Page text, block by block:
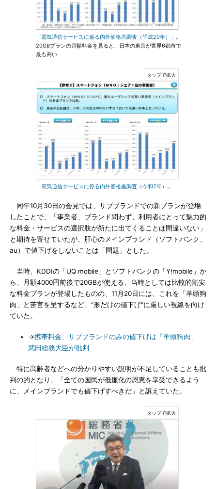
「電気通信サービスに係る内外価格差調査（平成29年）」 。
20GBプランの月額料金を見ると、日本の東京が世界6都市で
最も高い
「電気通信サービスに係る内外価格差調査（令和2年）」
同年10月30日の会見では、サブブランドでの新プランが登場
したことで、「事業者、ブランド問わず、利用者にとって魅力的
な料金・サービスの選択肢が新たに出てくることは間違いない」
と期待を寄せていたが、肝心のメインブランド（ソフトバンク、
au）で値下げをしないことは「問題」とした。
当時、KDDIの「UQ mobile」とソフトバンクの「Y!mobile」か
ら、月額4000円前後で20GBが使える、当時としては比較的割安
な料金プランが登場したものの、11月20日には、これを「羊頭狗
肉」と苦言を呈するなど、“形だけの値下げ”に厳しい視線を向け
ていた。
→携帯料金、サブブランドのみの値下げは「羊頭狗肉」
武田総務大臣が批判
特に高齢者などへの分かりやすい説明が不足していることも批
判の的となり、「全ての国民が低廉化の恩恵を享受できるよう
に、メインブランドでも値下げすべきだ」と訴えていた。